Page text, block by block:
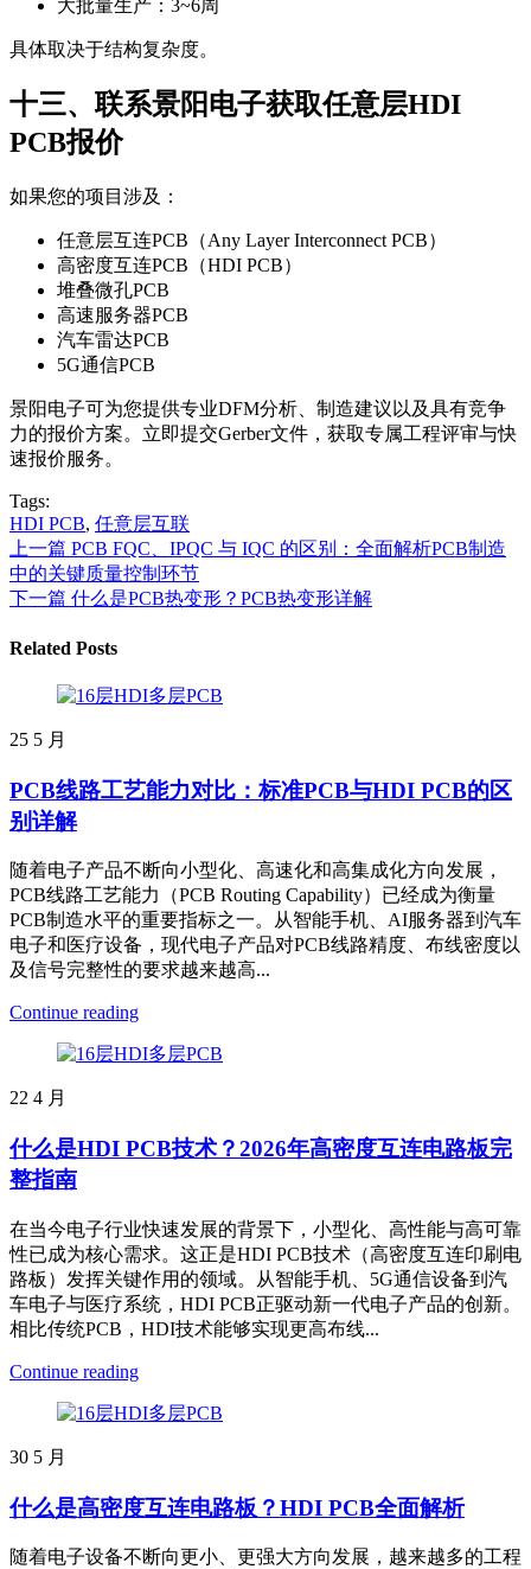
大批量生产：3~6周
具体取决于结构复杂度。
十三、联系景阳电子获取任意层HDI
PCB报价
如果您的项目涉及：
任意层互连PCB（Any Layer Interconnect PCB）
高密度互连PCB（HDI PCB）
堆叠微孔PCB
高速服务器PCB
汽车雷达PCB
5G通信PCB
景阳电子可为您提供专业DFM分析、制造建议以及具有竞争
力的报价方案。立即提交Gerber文件，获取专属工程评审与快
速报价服务。
Tags:
HDI PCB, 任意层互联
上一篇 PCB FQC、IPQC 与 IQC 的区别：全面解析PCB制造
中的关键质量控制环节
下一篇 什么是PCB热变形？PCB热变形详解
Related Posts
25 5 月
PCB线路工艺能力对比：标准PCB与HDI PCB的区
别详解
随着电子产品不断向小型化、高速化和高集成化方向发展，
PCB线路工艺能力（PCB Routing Capability）已经成为衡量
PCB制造水平的重要指标之一。从智能手机、AI服务器到汽车
电子和医疗设备，现代电子产品对PCB线路精度、布线密度以
及信号完整性的要求越来越高...
Continue reading
22 4 月
什么是HDI PCB技术？2026年高密度互连电路板完
整指南
在当今电子行业快速发展的背景下，小型化、高性能与高可靠
性已成为核心需求。这正是HDI PCB技术（高密度互连印刷电
路板）发挥关键作用的领域。从智能手机、5G通信设备到汽
车电子与医疗系统，HDI PCB正驱动新一代电子产品的创新。
相比传统PCB，HDI技术能够实现更高布线...
Continue reading
30 5 月
什么是高密度互连电路板？HDI PCB全面解析
随着电子设备不断向更小、更强大方向发展，越来越多的工程